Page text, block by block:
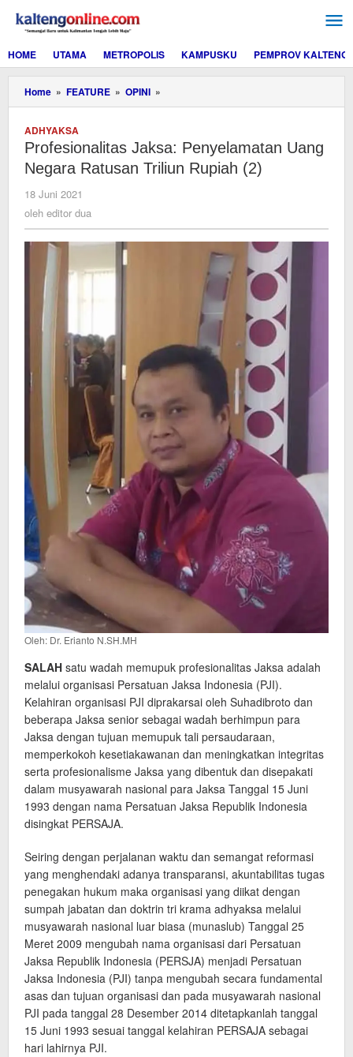
konten
HOME
UTAMA METROPOLIS KAMPUSKU PEMPROV KALTENG
Home » FEATURE » OPINI »
Jaksa:
Negara
Ratusan
Triliun
ADHYAKSA
Profesionalitas Jaksa: Penyelamatan Uang
Negara Ratusan Triliun Rupiah (2)
18 Juni 2021
dua
oleh editor dua
Oleh: Dr. Erianto N.SH.MH
SALAH satu wadah memupuk profesionalitas Jaksa adalah
melalui organisasi Persatuan Jaksa Indonesia (PJI).
Kelahiran organisasi PJI diprakarsai oleh Suhadibroto dan
beberapa Jaksa senior sebagai wadah berhimpun para
Jaksa dengan tujuan memupuk tali persaudaraan,
memperkokoh kesetiakawanan dan meningkatkan integritas
serta profesionalisme Jaksa yang dibentuk dan disepakati
dalam musyawarah nasional para Jaksa Tanggal 15 Juni
1993 dengan nama Persatuan Jaksa Republik Indonesia
disingkat PERSAJA.
Seiring dengan perjalanan waktu dan semangat reformasi
yang menghendaki adanya transparansi, akuntabilitas tugas
penegakan hukum maka organisasi yang diikat dengan
sumpah jabatan dan doktrin tri krama adhyaksa melalui
musyawarah nasional luar biasa (munaslub) Tanggal 25
Meret 2009 mengubah nama organisasi dari Persatuan
Jaksa Republik Indonesia (PERSJA) menjadi Persatuan
Jaksa Indonesia (PJI) tanpa mengubah secara fundamental
asas dan tujuan organisasi dan pada musyawarah nasional
PJI pada tanggal 28 Desember 2014 ditetapkanlah tanggal
15 Juni 1993 sesuai tanggal kelahiran PERSAJA sebagai
hari lahirnya PJI.